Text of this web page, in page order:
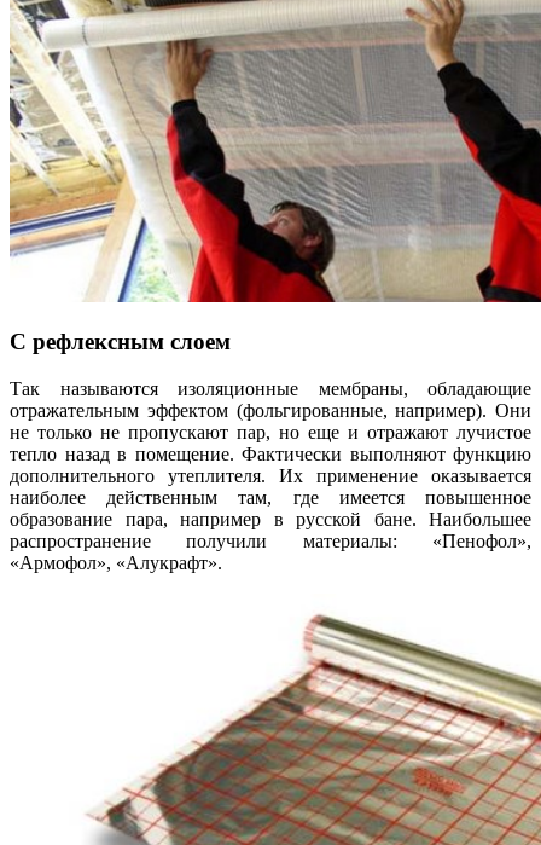
С рефлексным слоем
Так называются изоляционные мембраны, обладающие
отражательным эффектом (фольгированные, например). Они
не только не пропускают пар, но еще и отражают лучистое
тепло назад в помещение. Фактически выполняют функцию
дополнительного утеплителя. Их применение оказывается
наиболее действенным там, где имеется повышенное
образование пара, например в русской бане. Наибольшее
распространение получили материалы: «Пенофол»,
«Армофол», «Алукрафт».